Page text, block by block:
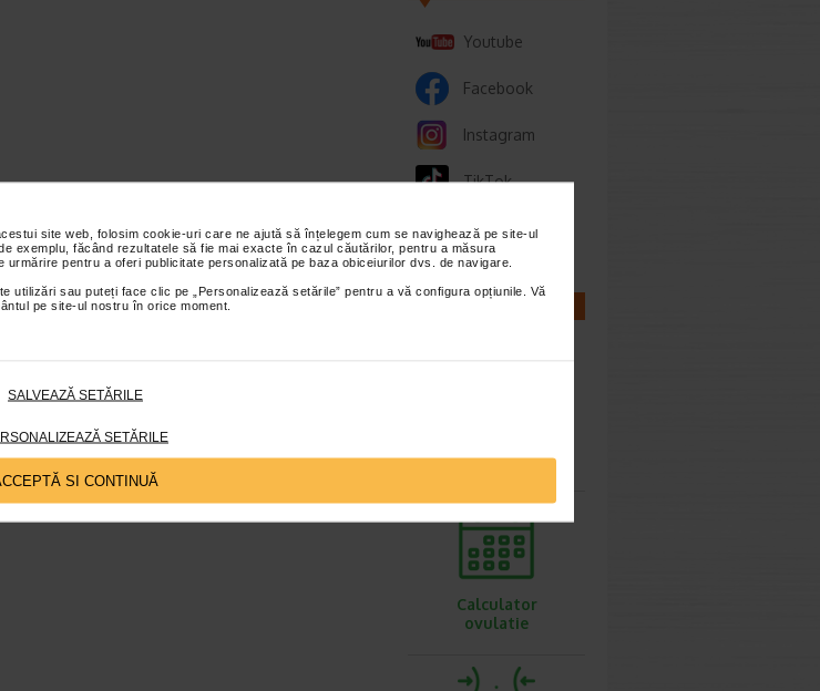
site web, folosim cookie-uri care ne ajută să înțelegem cum se navighează pe site-ul
exemplu, făcând rezultatele să fie mai exacte în cazul căutărilor, pentru a măsura
pentru a oferi publicitate personalizată pe baza obiceiurilor dvs. de navigare.
utilizări sau puteți face clic pe „Personalizează setările” pentru a vă configura opțiunile. Vă
pe site-ul nostru în orice moment.
SALVEAZĂ SETĂRILE
SETĂRILE
SI CONTINUĂ
Youtube
Facebook
Instagram
TikTok
Whatsapp
sarcina
Calculator
ovulatie